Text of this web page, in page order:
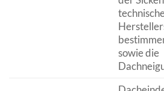
sowie die